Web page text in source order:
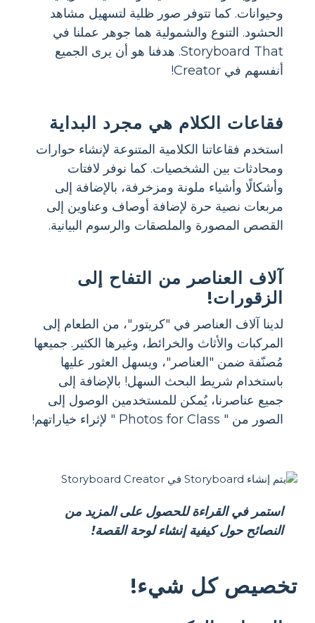
وحيوانات. كما تتوفر صور ظلية لتسهيل مشاهد
الحشود. التنوع والشمولية هما جوهر عملنا في
Storyboard That. هدفنا هو أن يرى الجميع
أنفسهم في Creator!
فقاعات الكلام هي مجرد البداية
استخدم فقاعاتنا الكلامية المتنوعة لإنشاء حوارات
ومحادثات بين الشخصيات. كما نوفر لافتات
وأشكالًا وأشياء ملونة ومزخرفة، بالإضافة إلى
مربعات نصية حرة لإضافة أوصاف وعناوين إلى
القصص المصورة والملصقات والرسوم البيانية.
آلاف العناصر من التفاح إلى
الزقورات!
لدينا آلاف العناصر في "كريتور"، من الطعام إلى
المركبات والأثاث والخرائط، وغيرها الكثير. جميعها
مُصنّفة ضمن "العناصر"، ويسهل العثور عليها
باستخدام شريط البحث السهل! بالإضافة إلى
جميع عناصرنا، يُمكن للمستخدمين الوصول إلى
الصور من " Photos for Class " لإثراء خياراتهم!
استمر في القراءة للحصول على المزيد من
النصائح حول كيفية إنشاء لوحة القصة!
تخصيص كل شيء!